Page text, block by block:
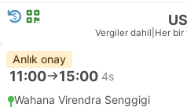
Vergiler dahil Her bir
Anlık onay
11:00 15:00 4s
Wahana Virendra Senggigi